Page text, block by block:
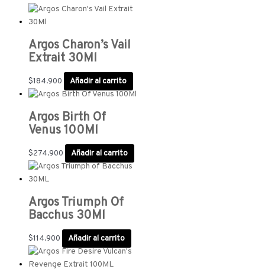
Argos Charon’s Vail
Extrait 30Ml
$184.900 Añadir al carrito
Argos Birth Of
Venus 100Ml
$274.900 Añadir al carrito
Argos Triumph Of
Bacchus 30Ml
$114.900 Añadir al carrito